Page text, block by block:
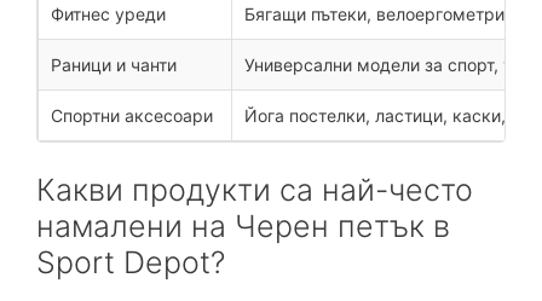
Фитнес уреди Бягащи пътеки, велоергометри,
Раници и чанти Универсални модели за спорт,
Спортни аксесоари Йога постелки, ластици, каски,
Какви продукти са най-често
намалени на Черен петък в
Sport Depot?